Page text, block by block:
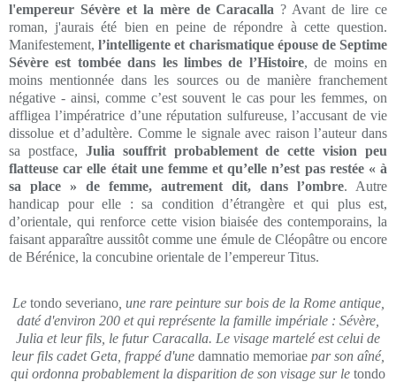
l'empereur Sévère et la mère de Caracalla ? Avant de lire ce
roman, j'aurais été bien en peine de répondre à cette question.
Manifestement,l’intelligente et charismatique épouse de Septime
Sévère est tombée dans les limbes de l’Histoire, de moins en
moins mentionnée dans les sources ou de manière franchement
négative - ainsi, comme c’est souvent le cas pour les femmes, on
affligea l’impératrice d’une réputation sulfureuse, l’accusant de vie
dissolue et d’adultère. Comme le signale avec raison l’auteur dans
sa postface, Julia souffrit probablement de cette vision peu
flatteuse car elle était une femme et qu’elle n’est pas restée « à
sa place » de femme, autrement dit, dans l’ombre. Autre
handicap pour elle : sa condition d’étrangère et qui plus est,
d’orientale, qui renforce cette vision biaisée des contemporains, la
faisant apparaître aussitôt comme une émule de Cléopâtre ou encore
de Bérénice, la concubine orientale de l’empereur Titus.
Le tondo severiano, une rare peinture sur bois de la Rome antique,
daté d'environ 200 et qui représente la famille impériale : Sévère,
Julia et leur fils, le futur Caracalla. Le visage martelé est celui de
leur fils cadet Geta, frappé d'une damnatio memoriae par son aîné,
qui ordonna probablement la disparition de son visage sur le tondo